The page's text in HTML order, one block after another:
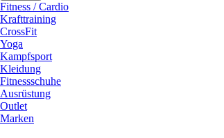
Fitness / Cardio
Krafttraining
CrossFit
Yoga
Kampfsport
Kleidung
Fitnessschuhe
Ausrüstung
Outlet
Marken